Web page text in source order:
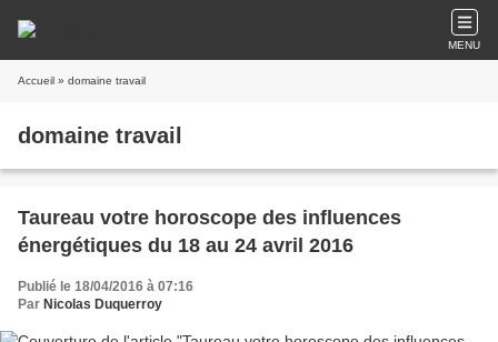
MENU
Accueil » domaine travail
domaine travail
Taureau votre horoscope des influences
énergétiques du 18 au 24 avril 2016
Publié le 18/04/2016 à 07:16
Par Nicolas Duquerroy